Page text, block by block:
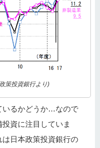
策投資銀行より)
いるかどうか…なので
資に注目していま
日本政策投資銀行の